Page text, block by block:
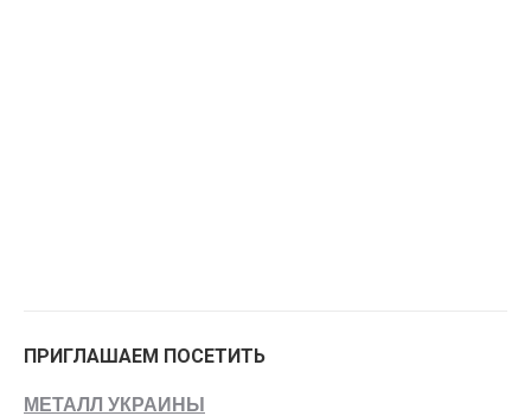
ПРИГЛАШАЕМ ПОСЕТИТЬ
МЕТАЛЛ УКРАИНЫ